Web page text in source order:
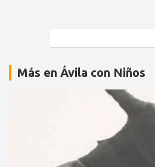
Más en Ávila con Niños